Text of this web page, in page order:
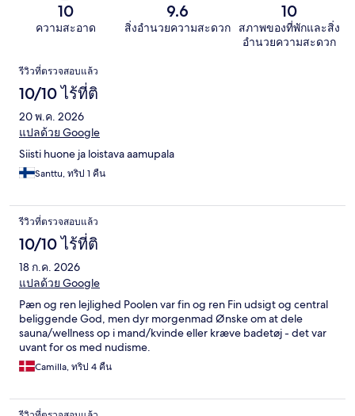
10
ความสะอาด
9.6
สิ่งอำนวยความสะดวก
10
สภาพของที่พักและสิ่ง
อำนวยความสะดวก
รีวิว
รีวิวที่ตรวจสอบแล้ว
10/10 ไร้ที่ติ
20 พ.ค. 2026
แปลด้วย Google
Siisti huone ja loistava aamupala
Santtu, ทริป 1 คืน
รีวิวที่ตรวจสอบแล้ว
10/10 ไร้ที่ติ
18 ก.ค. 2026
แปลด้วย Google
Pæn og ren lejlighed Poolen var fin og ren Fin udsigt og central
beliggende God, men dyr morgenmad Ønske om at dele
sauna/wellness op i mand/kvinde eller kræve badetøj - det var
uvant for os med nudisme.
Camilla, ทริป 4 คืน